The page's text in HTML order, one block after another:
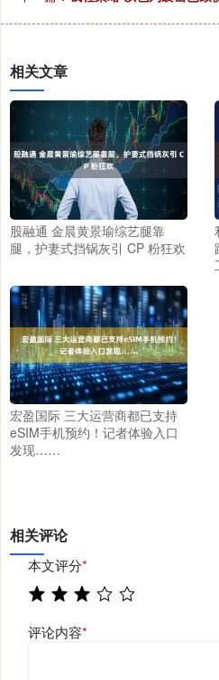
相关文章
股融通 金晨黄景瑜综艺腿靠
腿，护妻式挡锅灰引 CP 粉狂欢
宏盈国际 三大运营商都已支持
eSIM手机预约！记者体验入口
发现……
相关评论
本文评分*
评论内容*